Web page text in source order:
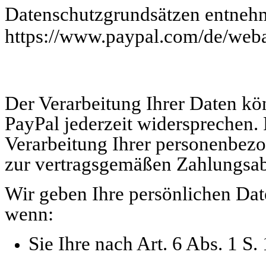
Datenschutzgrundsätzen
https://www.paypal.com/de/
Der Verarbeitung Ihrer Daten
PayPal jederzeit
Verarbeitung Ihrer
zur vertragsgemäßen
Wir geben Ihre persönlichen
wenn:
Sie Ihre nach Art. 6 Abs. 1